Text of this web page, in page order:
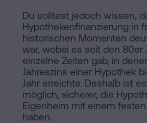
Du solltest jedoch wissen,
Hypothekenfinanzierung in
historischen Momenten
war, wobei es seit den 80er
einzelne Zeiten gab, in
Jahreszins einer Hypothek
Jahr erreichte. Deshalb ist
möglich, sicherer, die
Eigenheim mit einem
haben.